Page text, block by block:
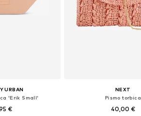
URBAN
'Erik Small'
€
NEXT
Pismo torbica
40,00 €